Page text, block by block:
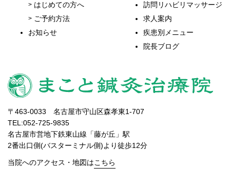
はじめての方へ
ご予約方法
お知らせ
訪問リハビリマッサージ
求人案内
疾患別メニュー
院長ブログ
〒463-0033 名古屋市守山区森孝東1-707
TEL:052-725-9835
名古屋市営地下鉄東山線「藤が丘」駅
2番出口側(バスターミナル側)より徒歩12分
当院へのアクセス・地図はこちら